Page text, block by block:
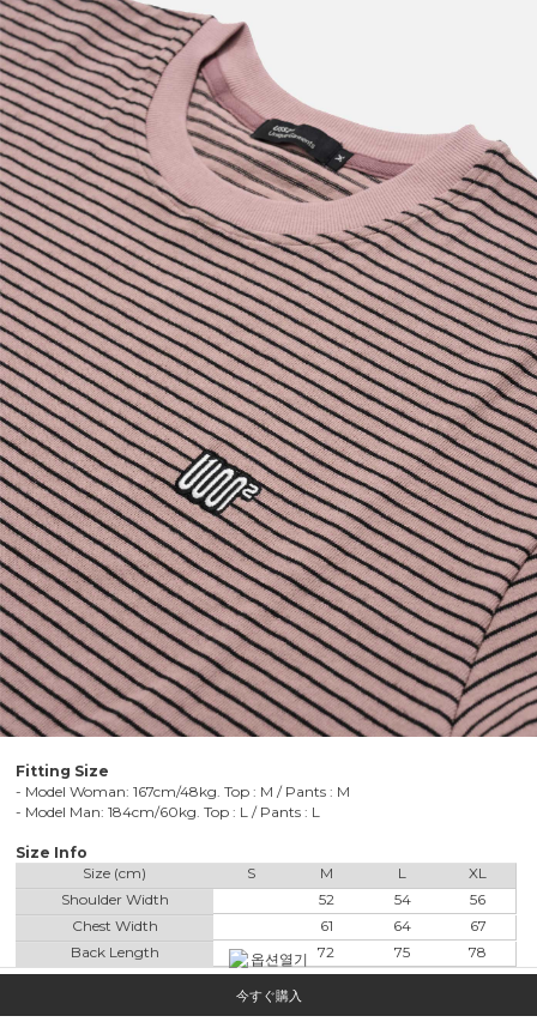
今すぐ購入
Fitting Size
- Model Woman: 167cm/48kg. Top : M / Pants : M
- Model Man: 184cm/60kg. Top : L / Pants : L
Size Info
Size (cm)
S M L
XL
Shoulder Width
52 54
56
Chest Width
61 64
67
Back Length
72 75
78
Sleeve Length
67 69 71